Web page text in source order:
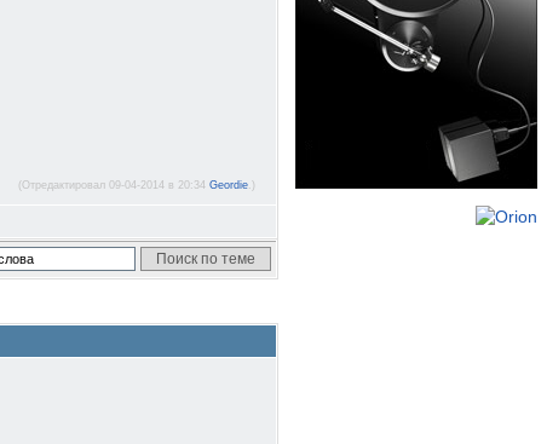
(Отредактировал 09-04-2014 в 20:34 Geordie.)